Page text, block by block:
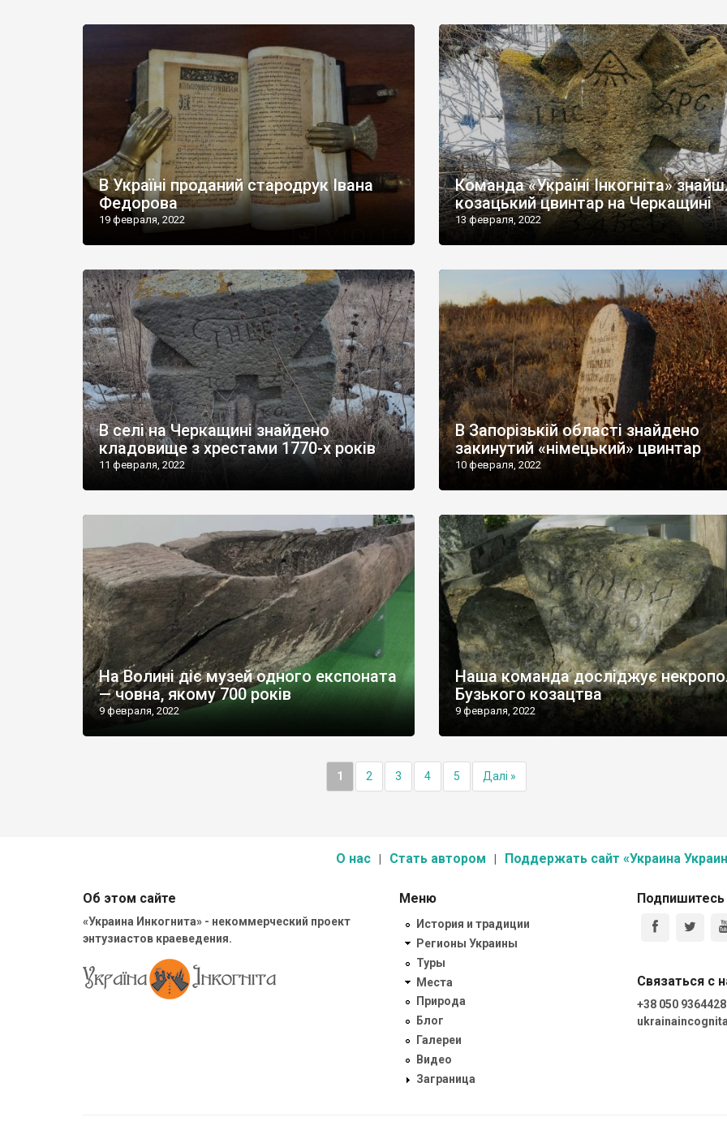
В Україні проданий стародрук Івана
Федорова
19 февраля, 2022
Команда «Україні Інкогніта»
козацький цвинтар на Черкащині
13 февраля, 2022
В селі на Черкащині знайдено
кладовище з хрестами 1770-х років
11 февраля, 2022
В Запорізькій області знайдено
закинутий «німецький» цвинтар
10 февраля, 2022
На Волині діє музей одного експоната
— човна, якому 700 років
9 февраля, 2022
Наша команда досліджує
Бузького козацтва
9 февраля, 2022
1 2 3 4 5 Далі »
О нас Стать автором Поддержать сайт «Украина
Об этом сайте
«Украина Инкогнита» - некоммерческий проект
энтузиастов краеведения.
Меню
История и традиции
Регионы Украины
Туры
Места
Природа
Блог
Галереи
Видео
Заграница
Подпишитесь
Связаться с
+38 050 9364428